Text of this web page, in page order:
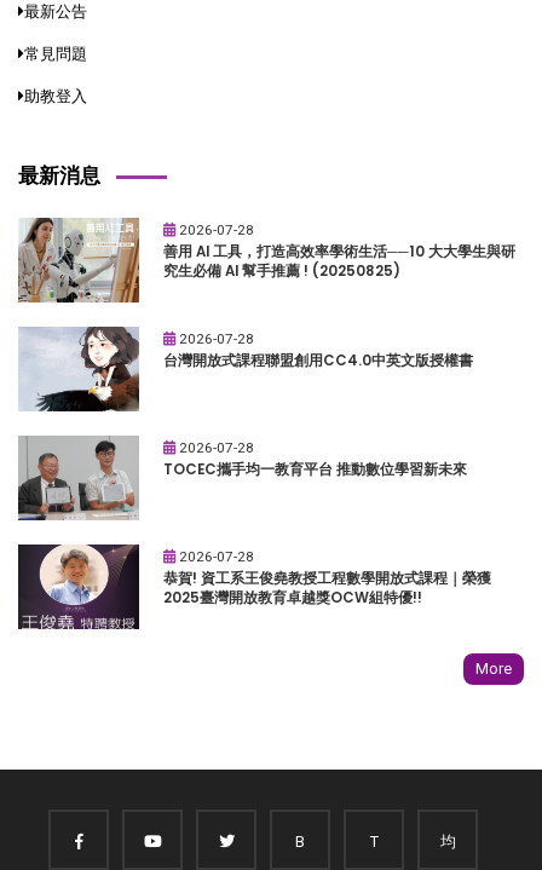
最新公告
常見問題
助教登入
最新消息
2026-07-28
善用 AI 工具，打造高效率學術生活──10 大大學生與研
究生必備 AI 幫手推薦 ! (20250825)
2026-07-28
台灣開放式課程聯盟創用CC4.0中英文版授權書
2026-07-28
TOCEC攜手均一教育平台 推動數位學習新未來
2026-07-28
恭賀! 資工系王俊堯教授工程數學開放式課程｜榮獲
2025臺灣開放教育卓越獎OCW組特優!!
More
B T 均